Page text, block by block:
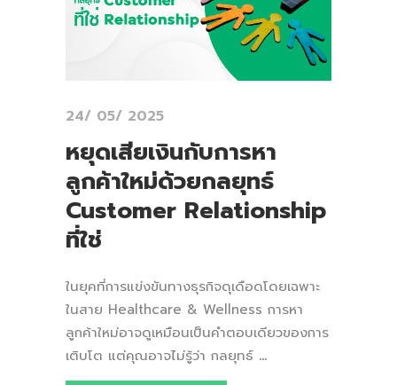
24/ 05/ 2025
หยุดเสียเงินกับการหา
ลูกค้าใหม่ด้วยกลยุทธ์
Customer Relationship
ที่ใช่
ในยุคที่การแข่งขันทางธุรกิจดุเดือดโดยเฉพาะ
ในสาย Healthcare & Wellness การหา
ลูกค้าใหม่อาจดูเหมือนเป็นคำตอบเดียวของการ
เติบโต แต่คุณอาจไม่รู้ว่า กลยุทธ์ ...